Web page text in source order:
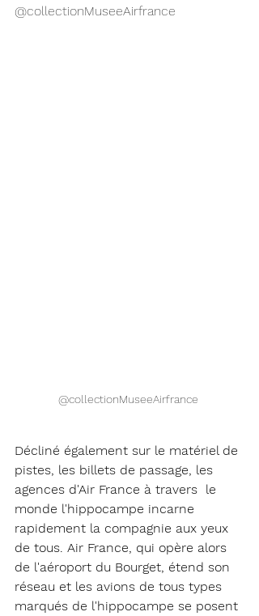
@collectionMuseeAirfrance
@collectionMuseeAirfrance
Décliné également sur le matériel de
pistes, les billets de passage, les
agences d'Air France à travers  le
monde l'hippocampe incarne
rapidement la compagnie aux yeux
de tous. Air France, qui opère alors
de l'aéroport du Bourget, étend son
réseau et les avions de tous types
marqués de l'hippocampe se posent